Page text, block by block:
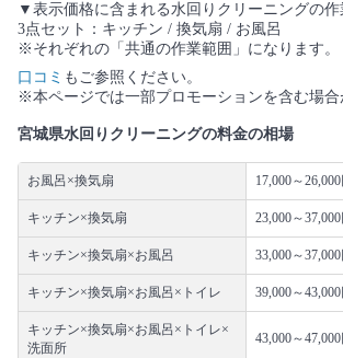
▼表示価格に含まれる水回りクリーニングの作
3点セット：キッチン / 換気扇 / お風呂
※それぞれの「共通の作業範囲」になります。
口コミ もご参照ください。
※本ページでは一部プロモーションを含む場合
宮城県水回りクリーニングの料金の相場
お風呂×換気扇 17,000～
キッチン×換気扇 23,000～
キッチン×換気扇×お風呂 33,000～
キッチン×換気扇×お風呂×トイレ 39,000～
キッチン×換気扇×お風呂×トイレ×
洗面所
43,000～